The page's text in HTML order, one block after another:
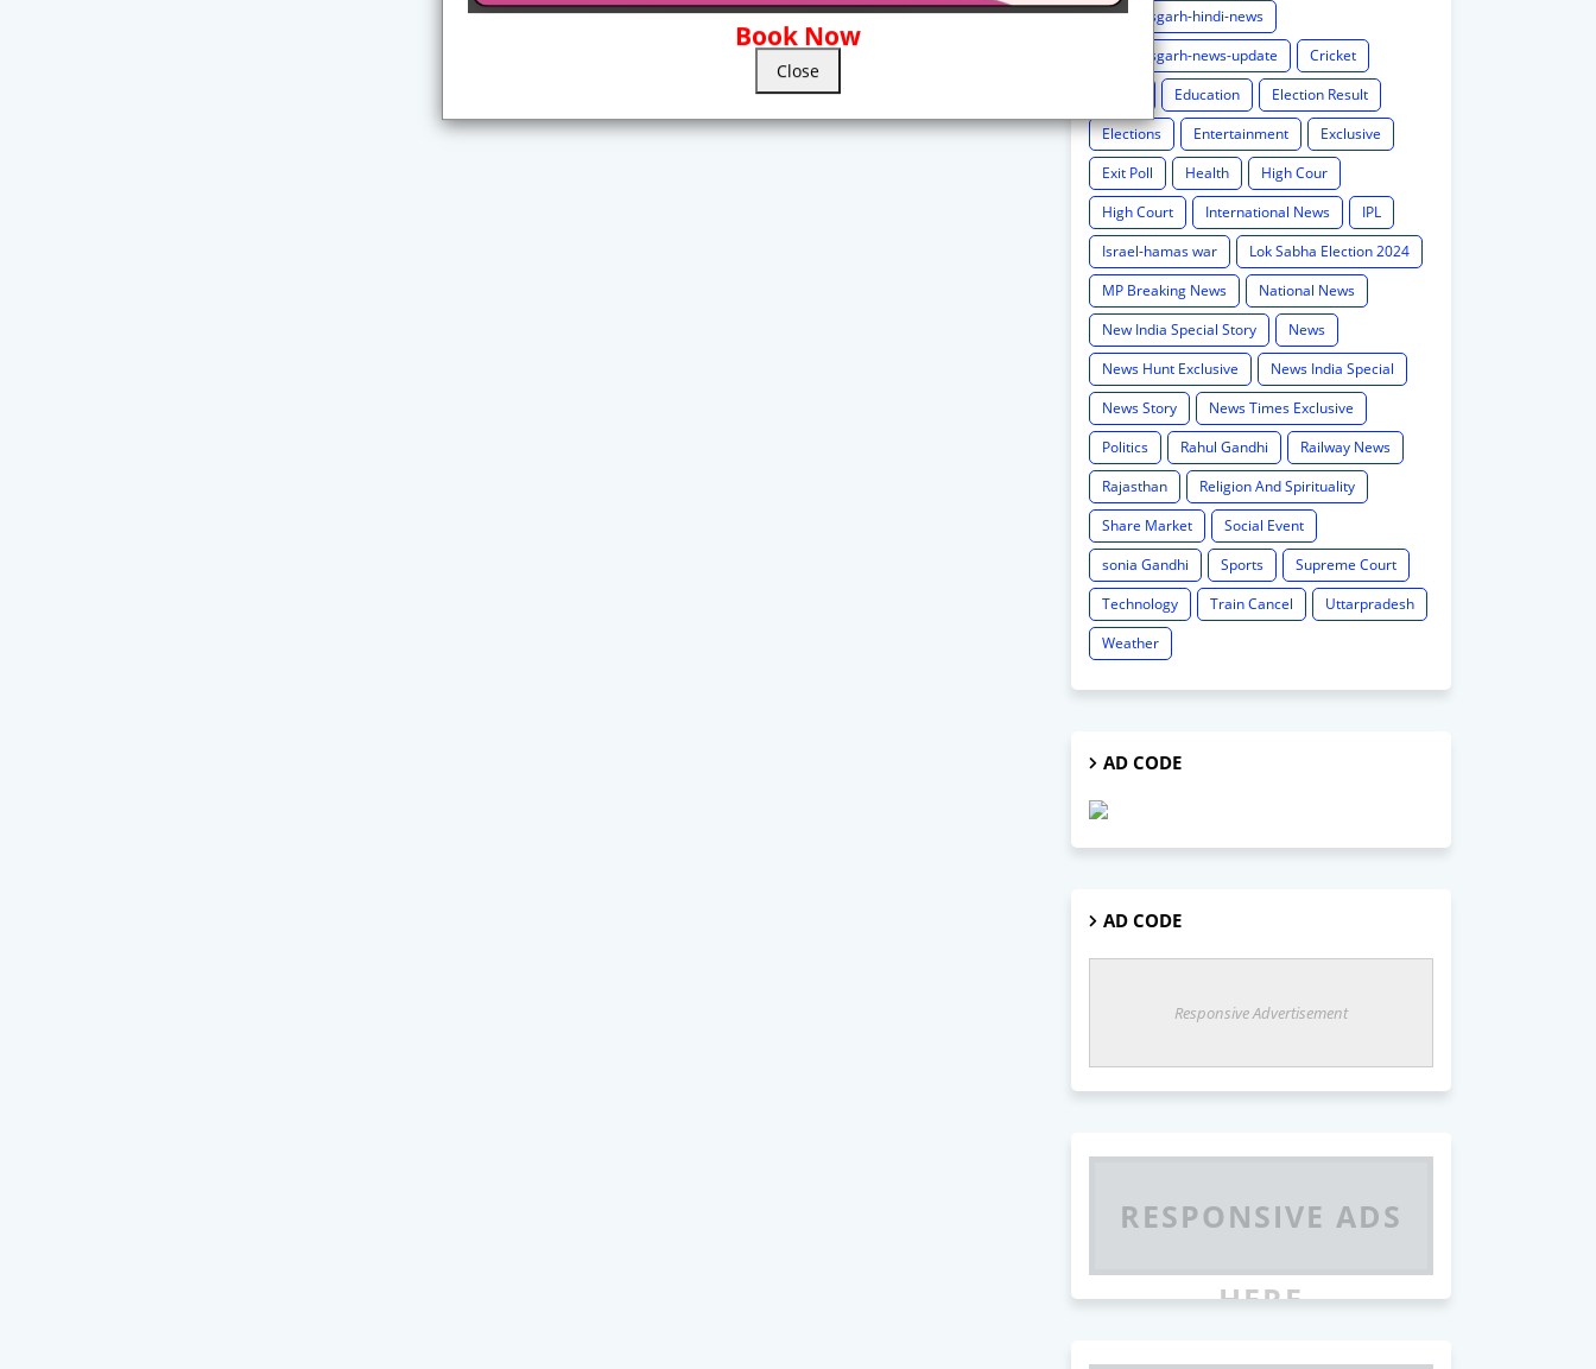
Book Now
Close
Chhattisgarh-hindi-news
Chhattisgarh-news-update
Cricket
Education
Election Result
Elections
Entertainment
Exclusive
Exit Poll
Health
High Cour
High Court
International News
IPL
Israel-hamas war
Lok Sabha Election 2024
MP Breaking News
National News
New India Special Story
News
News Hunt Exclusive
News India Special
News Story
News Times Exclusive
Politics
Rahul Gandhi
Railway News
Rajasthan
Religion And Spirituality
Share Market
Social Event
sonia Gandhi
Sports
Supreme Court
Technology
Train Cancel
Uttarpradesh
Weather
AD CODE
AD CODE
Responsive Advertisement
RESPONSIVE ADS
HERE